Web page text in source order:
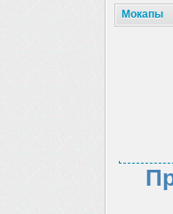
Мокапы